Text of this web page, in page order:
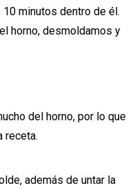
10 minutos dentro de él.
horno, desmoldamos y
del horno, por lo que
receta.
además de untar la